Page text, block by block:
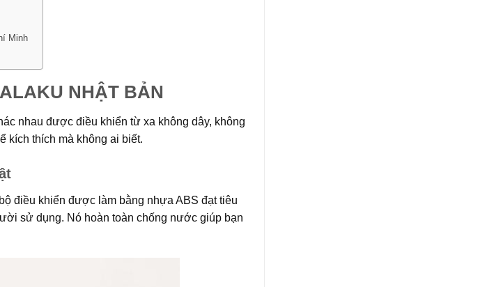
Minh
NHẬT BẢN
nhau được điều khiển từ xa không dây, không
kích thích mà không ai biết.
điều khiển được làm bằng nhựa ABS đạt tiêu
sử dụng. Nó hoàn toàn chống nước giúp bạn